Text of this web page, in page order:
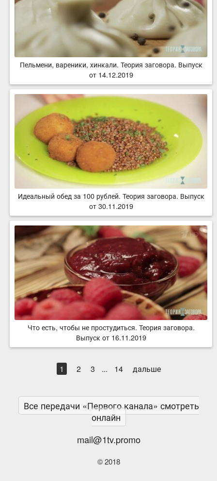
Пельмени, вареники, хинкали. Теория заговора. Выпуск
от 14.12.2019
Идеальный обед за 100 рублей. Теория заговора. Выпуск
от 30.11.2019
Что есть, чтобы не простудиться. Теория заговора.
Выпуск от 16.11.2019
1 2 3 ... 14 дальше
Все передачи «Первого канала» смотреть
онлайн
mail@1tv.promo
© 2018